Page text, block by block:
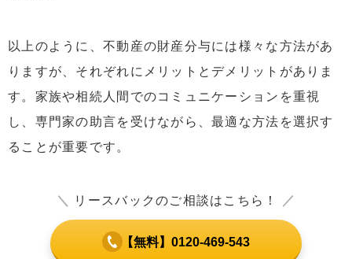
以上のように、不動産の財産分与には様々な方法があ
りますが、それぞれにメリットとデメリットがありま
す。家族や相続人間でのコミュニケーションを重視
し、専門家の助言を受けながら、最適な方法を選択す
ることが重要です。
＼ リースバックのご相談はこちら！ ／
【無料】0120-469-543